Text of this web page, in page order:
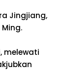
Jingjiang,
melewati